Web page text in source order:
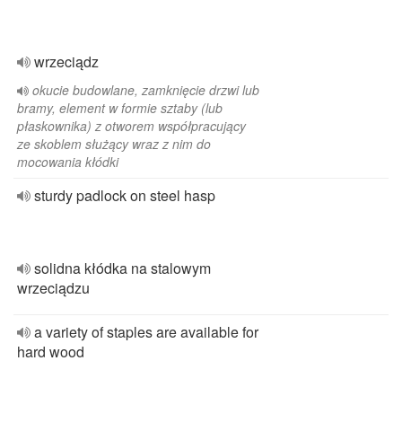
wrzeciądz
okucie budowlane, zamknięcie drzwi lub
bramy, element w formie sztaby (lub
płaskownika) z otworem współpracujący
ze skoblem służący wraz z nim do
mocowania kłódki
sturdy padlock on steel hasp
solidna kłódka na stalowym
wrzeciądzu
a variety of staples are available for
hard wood